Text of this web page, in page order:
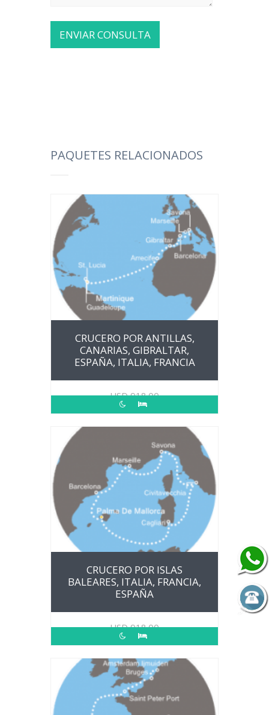
PAQUETES RELACIONADOS
CRUCERO POR ANTILLAS,
CANARIAS, GIBRALTAR,
ESPAÑA, ITALIA, FRANCIA
USD918.00
CRUCERO POR ISLAS
BALEARES, ITALIA, FRANCIA,
ESPAÑA
USD918.00